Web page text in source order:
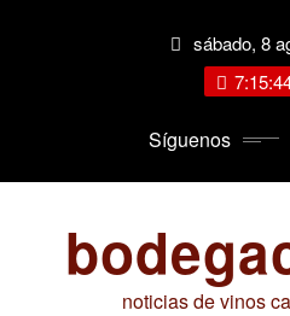
sábado, 8
Síguenos
noticias de vinos